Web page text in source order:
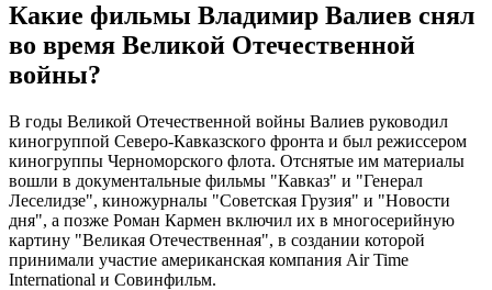
Какие фильмы Владимир Валиев снял
во время Великой Отечественной
войны?
В годы Великой Отечественной войны Валиев руководил
киногруппой Северо-Кавказского фронта и был режиссером
киногруппы Черноморского флота. Отснятые им материалы
вошли в документальные фильмы "Кавказ" и "Генерал
Леселидзе", киножурналы "Советская Грузия" и "Новости
дня", а позже Роман Кармен включил их в многосерийную
картину "Великая Отечественная", в создании которой
принимали участие американская компания Air Time
International и Совинфильм.